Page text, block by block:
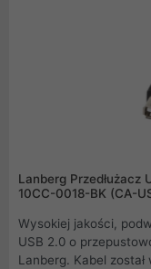
Lanberg Przedłużacz
10CC-0018-BK (CA-
Wysokiej jakości,
USB 2.0 o
Lanberg. Kabel